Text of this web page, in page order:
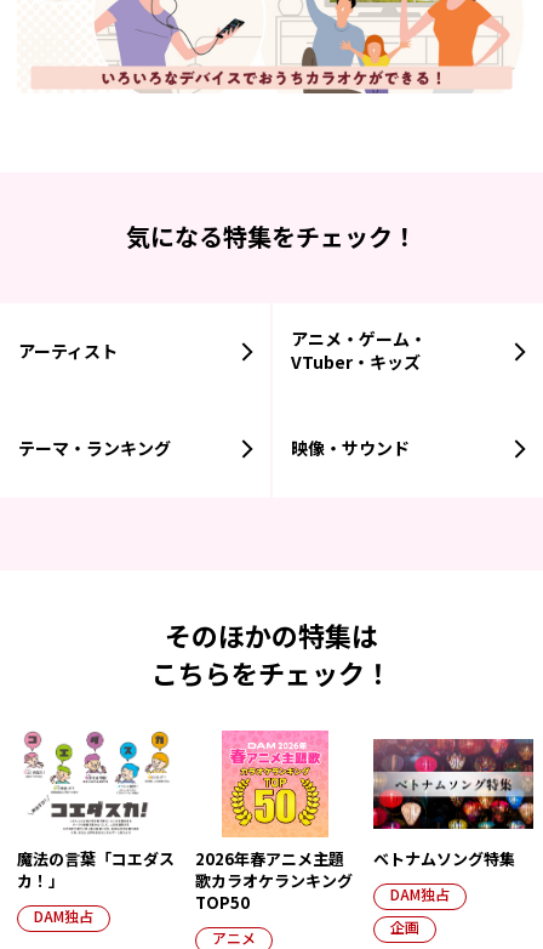
気になる特集をチェック！
アーティスト
アニメ・ゲーム・
VTuber・キッズ
テーマ・ランキング 映像・サウンド
そのほかの特集は
こちらをチェック！
魔法の言葉「コエダス
カ！」
DAM独占
2026年春アニメ主題
歌カラオケランキング
TOP50
アニメ
ベトナムソング特集
DAM独占
企画